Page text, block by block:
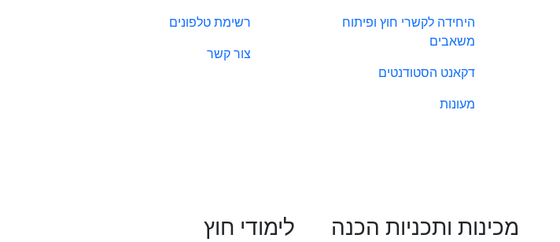
היחידה לקשרי חוץ ופיתוח
משאבים
דקאנט הסטודנטים
מעונות
רשימת טלפונים
צור קשר
מכינות ותכניות הכנה לימודי חוץ